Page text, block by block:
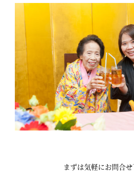
まずは気軽にお問合せ